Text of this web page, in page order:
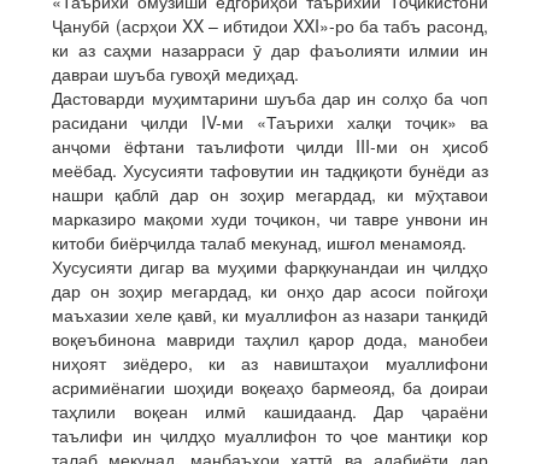
Ҷанубӣ (асрҳои XX – ибтидои XXI»-ро ба табъ расонд,
ки аз саҳми назарраси ӯ дар фаъолияти илмии ин
давраи шуъба гувоҳӣ медиҳад.
Дастоварди муҳимтарини шуъба дар ин солҳо ба чоп
расидани ҷилди IV-ми «Таърихи халқи тоҷик» ва
анҷоми ёфтани таълифоти ҷилди III-ми он ҳисоб
меёбад. Хусусияти тафовутии ин тадқиқоти бунёди аз
нашри қаблӣ дар он зоҳир мегардад, ки мӯҳтавои
марказиро мақоми худи тоҷикон, чи тавре унвони ин
китоби биёрҷилда талаб мекунад, ишғол менамояд.
Хусусияти дигар ва муҳими фарқкунандаи ин ҷилдҳо
дар он зоҳир мегардад, ки онҳо дар асоси пойгоҳи
маъхазии хеле қавӣ, ки муаллифон аз назари танқидӣ
воқеъбинона мавриди таҳлил қарор дода, манобеи
ниҳоят зиёдеро, ки аз навиштаҳои муаллифони
асримиёнагии шоҳиди воқеаҳо бармеояд, ба доираи
таҳлили воқеан илмӣ кашидаанд. Дар ҷараёни
таълифи ин ҷилдҳо муаллифон то ҷое мантиқи кор
талаб мекунад, манбаъҳои хаттӣ ва адабиёти дар